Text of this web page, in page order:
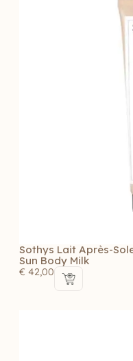
Sothys Lait Après-
Sun Body Milk
€ 42,00